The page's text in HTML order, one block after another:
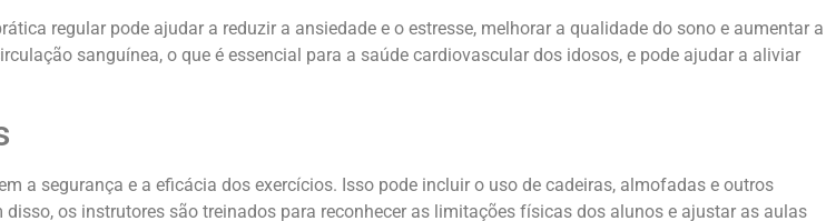
regular pode ajudar a reduzir a ansiedade e o estresse, melhorar a qualidade do sono e aumentar a
sanguínea, o que é essencial para a saúde cardiovascular dos idosos, e pode ajudar a aliviar
a segurança e a eficácia dos exercícios. Isso pode incluir o uso de cadeiras, almofadas e outros
os instrutores são treinados para reconhecer as limitações físicas dos alunos e ajustar as aulas